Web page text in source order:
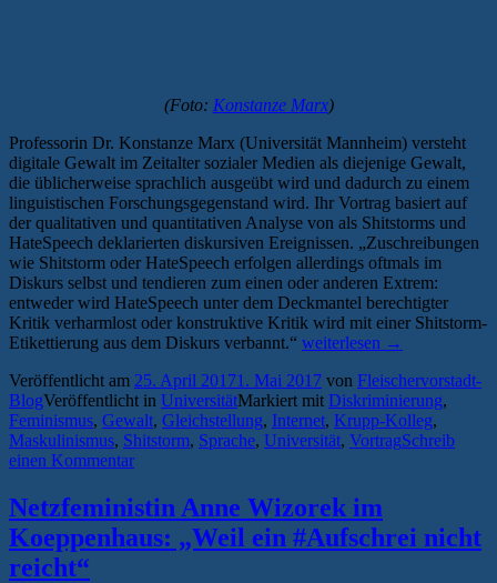
(Foto: Konstanze Marx)
Professorin Dr. Konstanze Marx (Universität Mannheim) versteht
digitale Gewalt im Zeitalter sozialer Medien als diejenige Gewalt,
die üblicherweise sprachlich ausgeübt wird und dadurch zu einem
linguistischen Forschungsgegenstand wird. Ihr Vortrag basiert auf
der qualitativen und quantitativen Analyse von als Shitstorms und
HateSpeech deklarierten diskursiven Ereignissen. „Zuschreibungen
wie Shitstorm oder HateSpeech erfolgen allerdings oftmals im
Diskurs selbst und tendieren zum einen oder anderen Extrem:
entweder wird HateSpeech unter dem Deckmantel berechtigter
Kritik verharmlost oder konstruktive Kritik wird mit einer Shitstorm-
Etikettierung aus dem Diskurs verbannt.“ „Vortrag
digitale
Gewalt
und
die
Online-
Diskurse“
weiterlesen →
Veröffentlicht am 25. April 20171. Mai 2017 von Fleischervorstadt-
BlogVeröffentlicht in UniversitätMarkiert mit Diskriminierung,
Feminismus, Gewalt, Gleichstellung, Internet, Krupp-Kolleg,
Maskulinismus, Shitstorm, Sprache, Universität, VortragSchreib
einen Kommentar
Netzfeministin Anne Wizorek im
Koeppenhaus: „Weil ein #Aufschrei nicht
reicht“